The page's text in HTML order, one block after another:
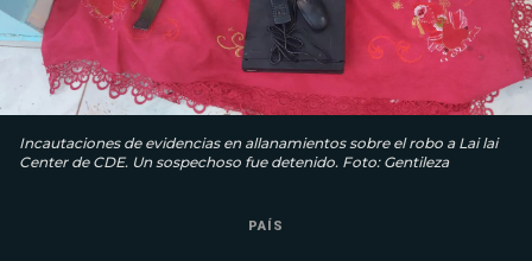
Incautaciones de evidencias en allanamientos sobre el robo a Lai lai
Center de CDE. Un sospechoso fue detenido. Foto: Gentileza
PAÍS